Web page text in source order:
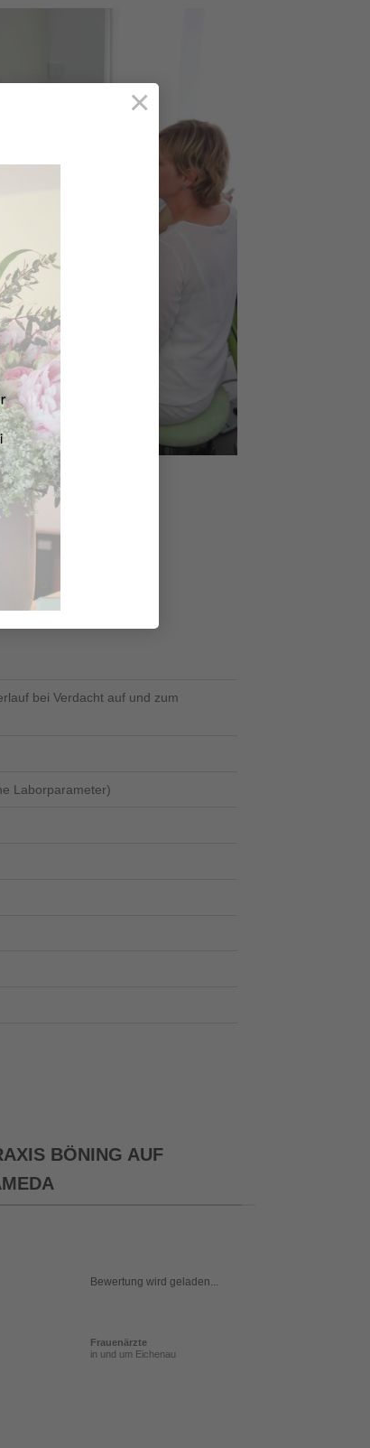
×
bei Verdacht auf und zum
Laborparameter)
BÖNING AUF
Bewertung wird geladen...
Frauenärzte
in und um Eichenau